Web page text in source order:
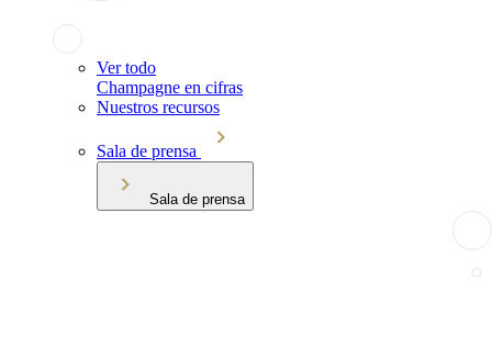
Ver todo
Champagne en cifras
Nuestros recursos
Sala de prensa
Sala de prensa